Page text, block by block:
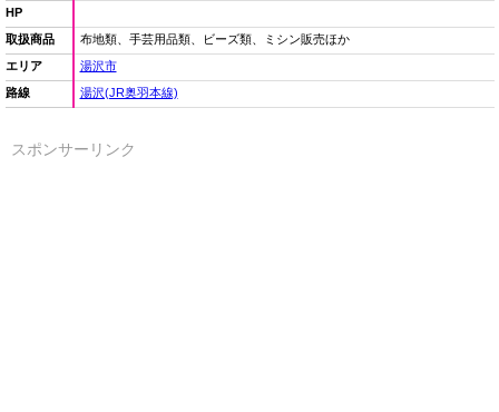
HP
取扱商品
布地類、手芸用品類、ビーズ類、ミシン販売ほか
エリア
湯沢市
路線
湯沢(JR奥羽本線)
スポンサーリンク